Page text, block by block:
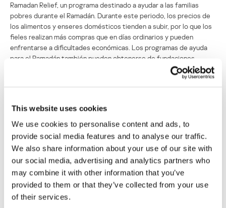
This website uses cookies
We use cookies to personalise content and ads, to
provide social media features and to analyse our traffic.
We also share information about your use of our site with
our social media, advertising and analytics partners who
may combine it with other information that you’ve
provided to them or that they’ve collected from your use
of their services.
Ramadan Relief, un programa destinado a ayudar a las familias
pobres durante el Ramadán. Durante este periodo, los precios de
los alimentos y enseres domésticos tienden a subir, por lo que los
fieles realizan más compras que en días ordinarios y pueden
enfrentarse a dificultades económicas. Los programas de ayuda
para el Ramadán también pueden obtenerse de fundaciones
. Al parecer, los atacantes de la captura de
pantalla siguiente se hicieron pasar por ella. Una llamativa foto con
humanitaria, y debajo del mensaje sobre el programa se publicaban
comentarios positivos de los “usuarios”. Para recibir un paquete, se
le pedía a la víctima que verificara que su nombre figuraba en la
lista de beneficiarios de la ayuda. Para ello, tenían que facilitar sus
datos en el sitio web y también enviar a sus contactos de
mensajería un enlace al recurso fraudulento, una petición habitual
en este tipo de estafas. De este modo, los atacantes no sólo
enriquecen su base de datos, sino que también distribuyen enlaces
a sitios web maliciosos mediante la víctima. Además, pueden exigir